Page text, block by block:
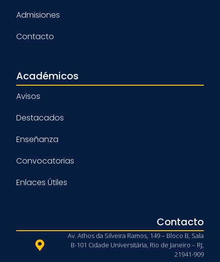
Admisiones
Contacto
Académicos
Avisos
Destacados
Enseñanza
Convocatorias
Enlaces Útiles
Contacto
Av. Athos da Silveira Ramos, 149 – Bloco B, Sala
B-101 Cidade Universitária, Rio de Janeiro – RJ,
21941-909